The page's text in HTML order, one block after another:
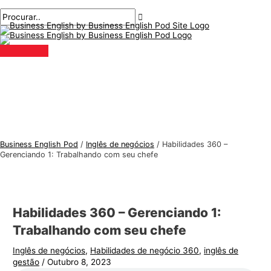
para
o
conteúdo
principal
Business English Pod / Inglês de negócios / Habilidades 360 –
Gerenciando 1: Trabalhando com seu chefe
Habilidades 360 – Gerenciando 1:
Trabalhando com seu chefe
Inglês de negócios, Habilidades de negócio 360, inglês de
gestão /Outubro 8, 2023
navegação
aqui..
mail*
T
ó
p
i
i
ê
s
p
a
P
r
o
c